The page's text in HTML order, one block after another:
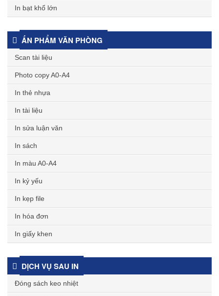
In bạt khổ lớn
ẤN PHẨM VĂN PHÒNG
Scan tài liệu
Photo copy A0-A4
In thẻ nhựa
In tài liệu
In sửa luận văn
In sách
In màu A0-A4
In kỷ yếu
In kẹp file
In hóa đơn
In giấy khen
DỊCH VỤ SAU IN
Đóng sách keo nhiệt